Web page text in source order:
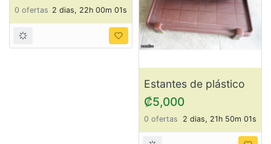
0 ofertas 2 dias, 22h 20m 01s 1 oferta 2 dias, 22h 10m 01s